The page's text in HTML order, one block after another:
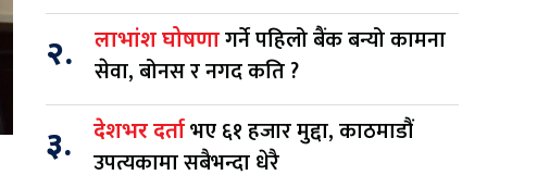
२. लाभांश घोषणागर्ने पहिलो बैंक बन्यो कामना
सेवा, बोनस र नगद कति ?
३. देशभर दर्ताभए ६१ हजार मुद्दा, काठमाडौं
उपत्यकामा सबैभन्दा धेरै